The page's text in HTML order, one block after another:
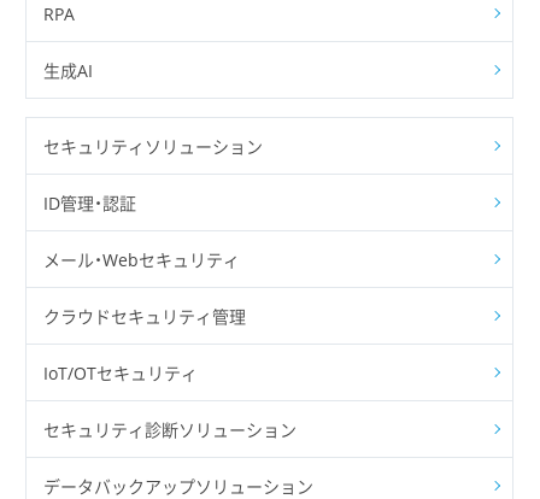
RPA
生成AI
セキュリティソリューション
ID管理・認証
メール・Webセキュリティ
クラウドセキュリティ管理
IoT/OTセキュリティ
セキュリティ診断ソリューション
データバックアップソリューション